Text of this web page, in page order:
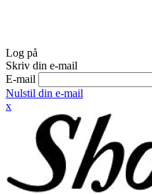
Log på
Skriv din e-mail
E-mail
Nulstil din e-mail
x